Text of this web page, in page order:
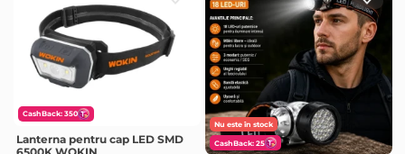
CashBack: 350
Lanterna pentru cap LED SMD
Nu este în stock
CashBack: 25